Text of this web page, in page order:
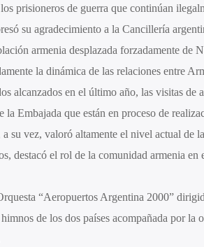
prisioneros de guerra que continúan
su agradecimiento a la Cancillería
armenia desplazada forzadamente de
la dinámica de las relaciones entre
alcanzados en el último año, las visitas de
Embajada que están en proceso de
su vez, valoró altamente el nivel actual de
destacó el rol de la comunidad armenia
“Aeropuertos Argentina 2000”
de los dos países acompañada por